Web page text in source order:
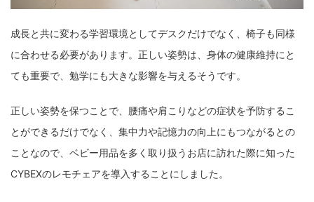
成長と共に変わる学習環境としてデスクだけでなく、椅子も同様
に合わせる必要があります。正しい姿勢は、身体の健康維持にと
ても重要で、勉学にも大きな影響を与えるそうです。
正しい姿勢を保つことで、腰痛や肩こりなどの症状を予防するこ
とができるだけでなく、集中力や記憶力の向上にもつながるとの
ことなので、ベビー用品を多く取り扱うお店に訪れた際に知った
CYBEXのレモチェアを導入することにしました。